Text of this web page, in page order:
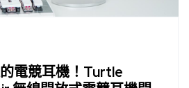
電競耳機！Turtle